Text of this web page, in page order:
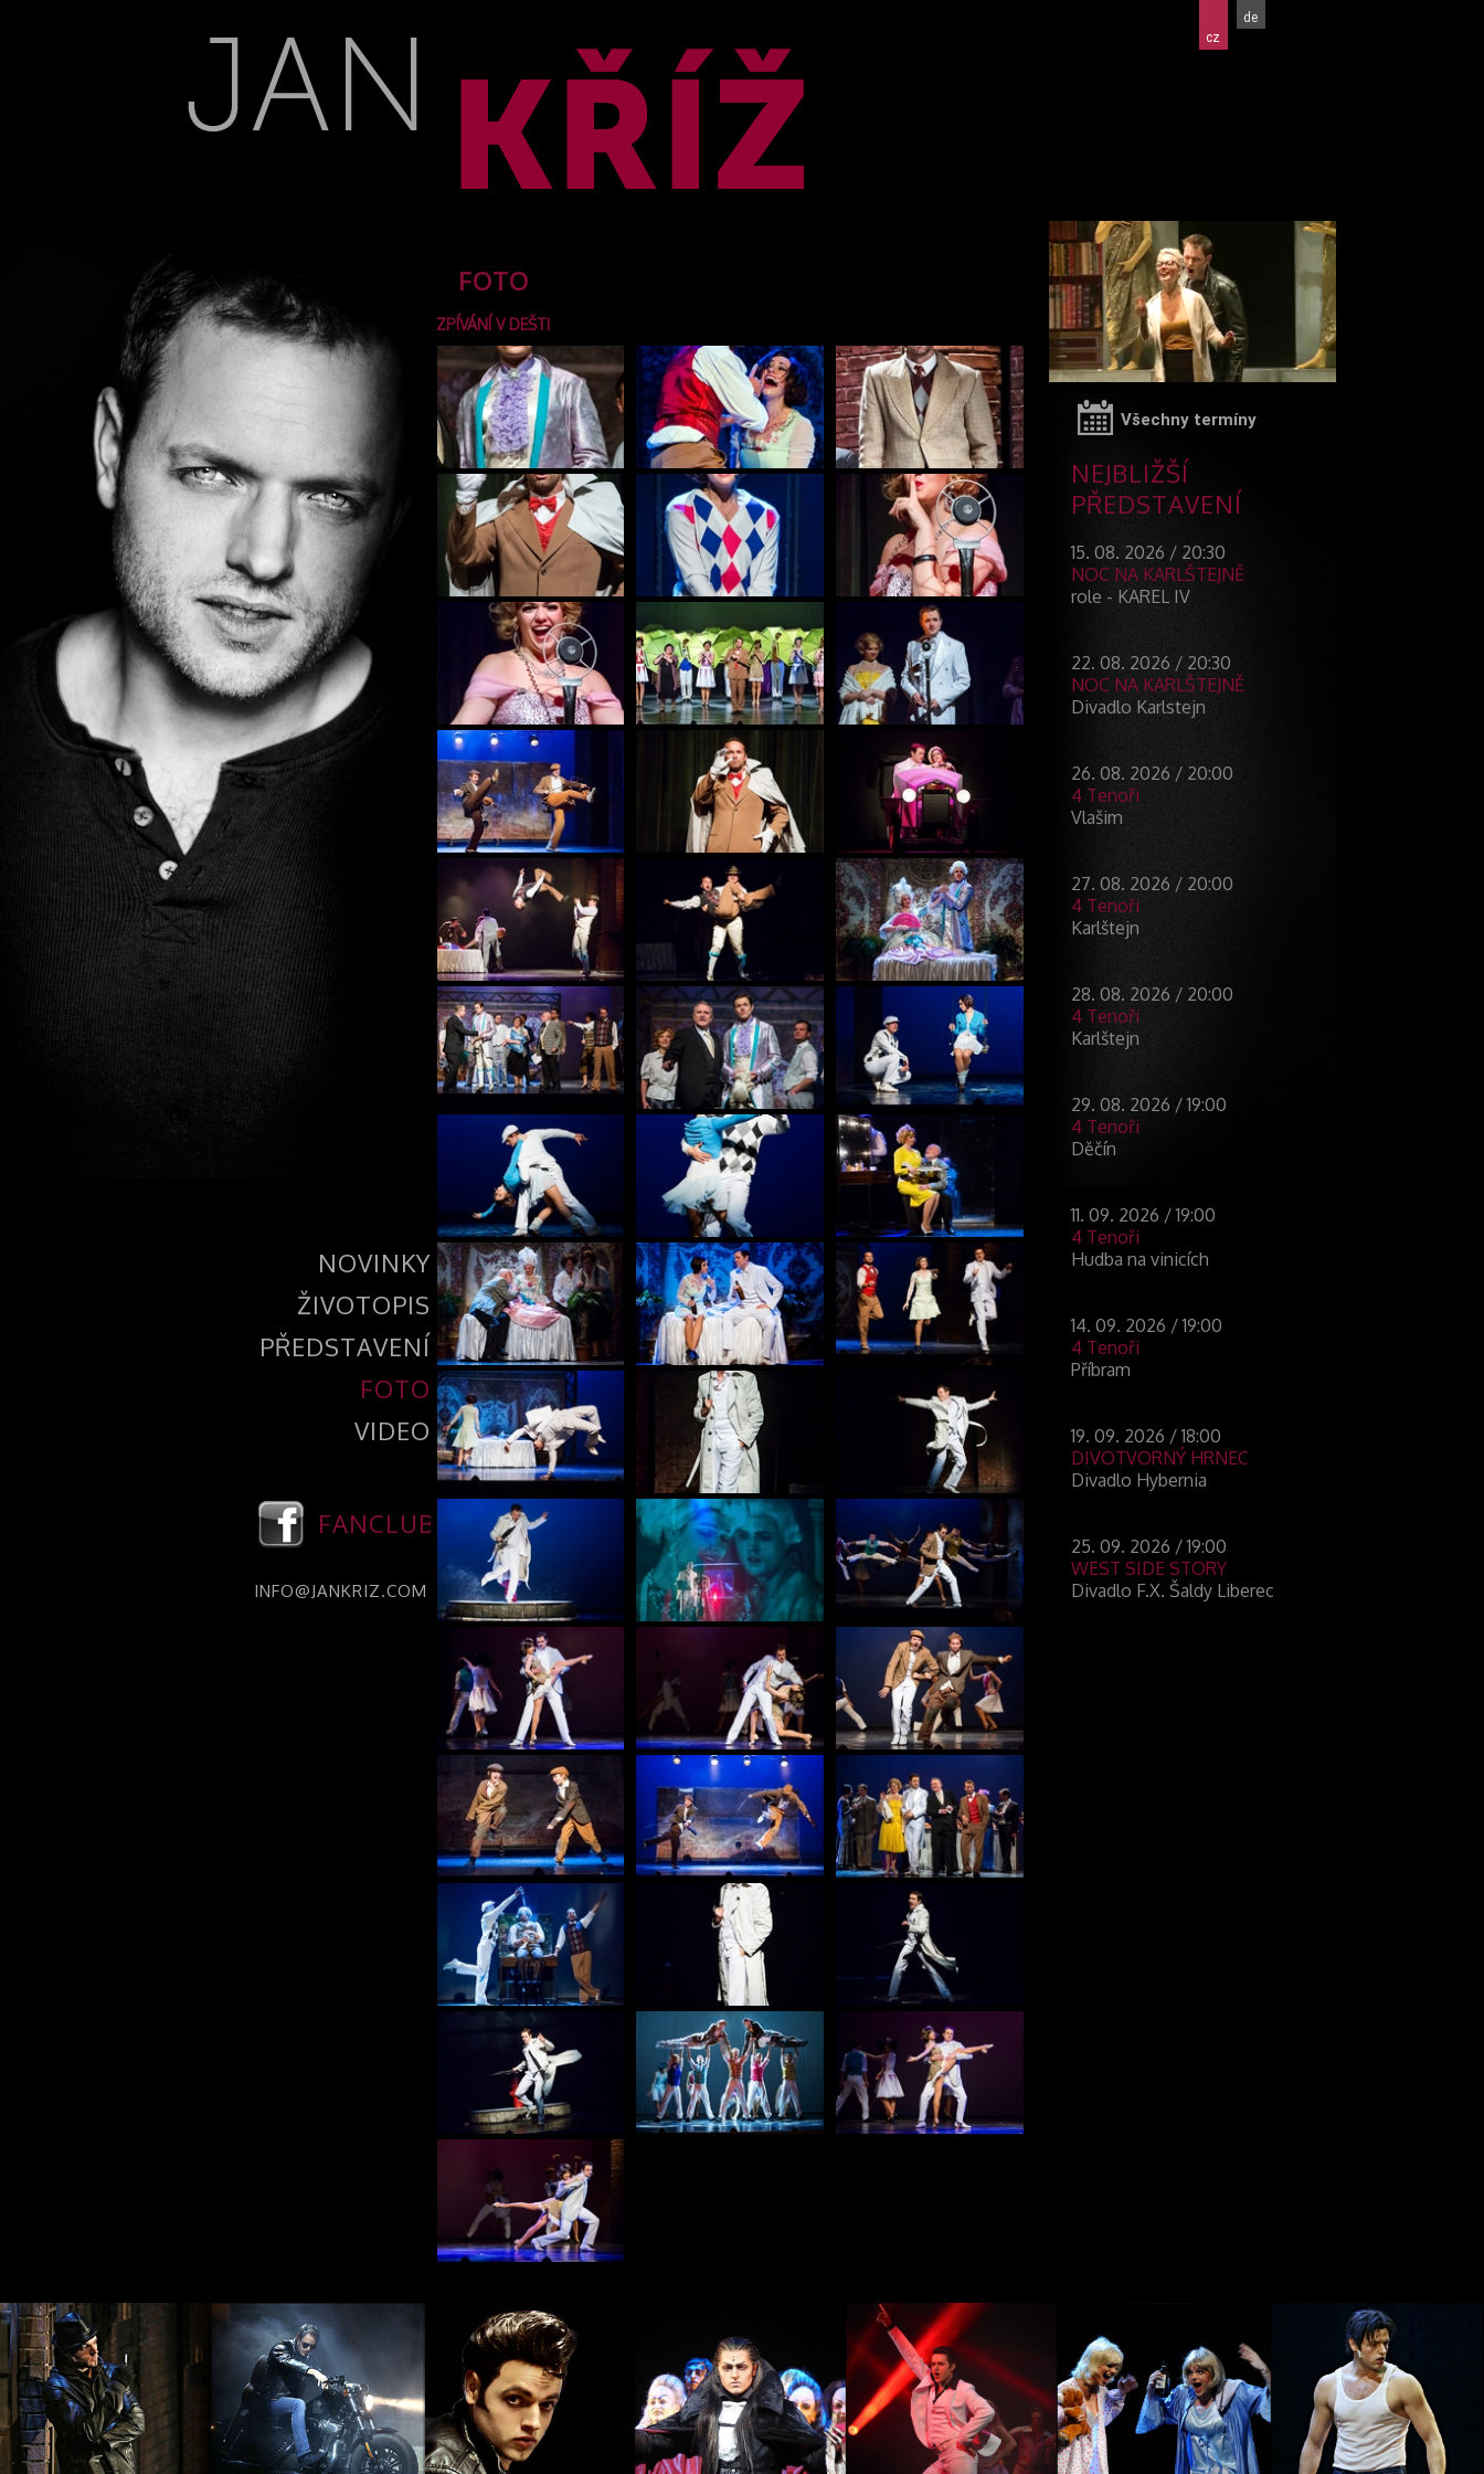
NOVINKY
ŽIVOTOPIS
PŘEDSTAVENÍ
FOTO
VIDEO
FANCLUB
INFO@JANKRIZ.COM
FOTO
ZPÍVÁNÍ V DEŠTI
cz
de
Všechny termíny
NEJBLIŽŠÍ
PŘEDSTAVENÍ
15. 08. 2026 / 20:30
NOC NA KARLŠTEJNĚ
role - KAREL IV
22. 08. 2026 / 20:30
NOC NA KARLŠTEJNĚ
Divadlo Karlstejn
26. 08. 2026 / 20:00
4 Tenoři
Vlašim
27. 08. 2026 / 20:00
4 Tenoři
Karlštejn
28. 08. 2026 / 20:00
4 Tenoři
Karlštejn
29. 08. 2026 / 19:00
4 Tenoři
Děčín
11. 09. 2026 / 19:00
4 Tenoři
Hudba na vinicích
14. 09. 2026 / 19:00
4 Tenoři
Příbram
19. 09. 2026 / 18:00
DIVOTVORNÝ HRNEC
Divadlo Hybernia
25. 09. 2026 / 19:00
WEST SIDE STORY
Divadlo F.X. Šaldy Liberec